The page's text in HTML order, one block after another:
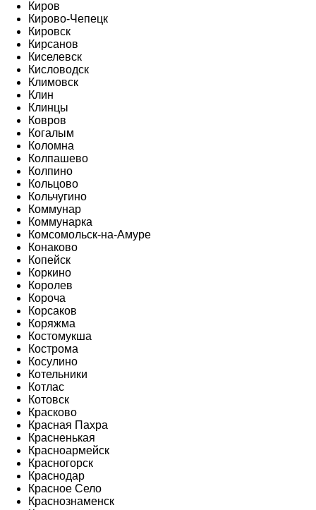
Киров
Кирово-Чепецк
Кировск
Кирсанов
Киселевск
Кисловодск
Климовск
Клин
Клинцы
Ковров
Когалым
Коломна
Колпашево
Колпино
Кольцово
Кольчугино
Коммунар
Коммунарка
Комсомольск-на-Амуре
Конаково
Копейск
Коркино
Королев
Короча
Корсаков
Коряжма
Костомукша
Кострома
Косулино
Котельники
Котлас
Котовск
Красково
Красная Пахра
Красненькая
Красноармейск
Красногорск
Краснодар
Красное Село
Краснознаменск